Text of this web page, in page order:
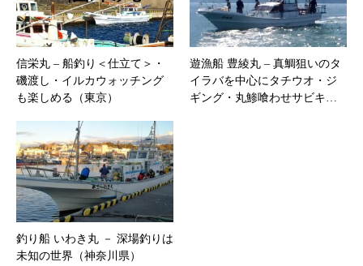
信栄丸 – 船釣り＜仕立て＞・
磯渡し・イルカウォッチング
も楽しめる（東京）
遊漁船 豊綾丸 – 真鯛狙いのタ
イラバを中心にタチウオ・ジ
ギング・丸鯵喰わせサビキ…
釣り船 いわき丸 － 深場釣りは
未知の世界（神奈川県）